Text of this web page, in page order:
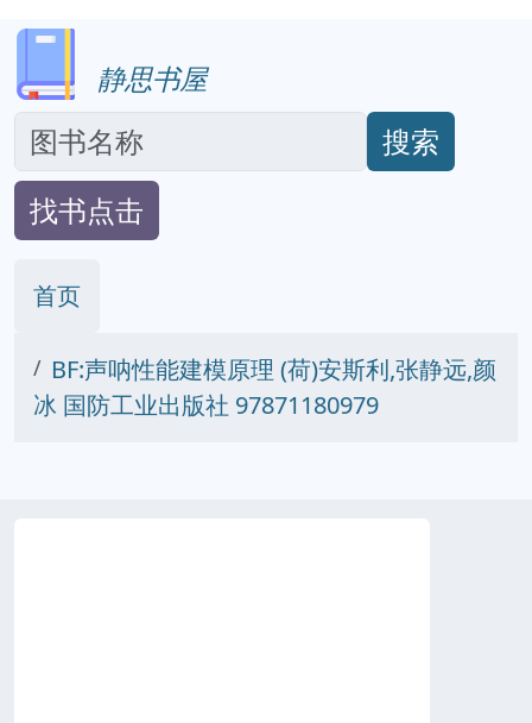
静思书屋
搜索
找书点击
首页
BF:声呐性能建模原理 (荷)安斯利,张静远,颜
冰 国防工业出版社 97871180979